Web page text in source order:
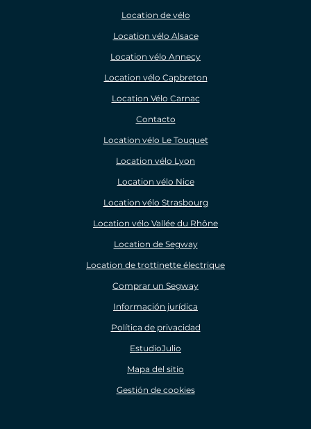
Location de vélo
Location vélo Alsace
Location vélo Annecy
Location vélo Capbreton
Location Vélo Carnac
Contacto
Location vélo Le Touquet
Location vélo Lyon
Location vélo Nice
Location vélo Strasbourg
Location vélo Vallée du Rhône
Location de Segway
Location de trottinette électrique
Comprar un Segway
Información jurídica
Política de privacidad
EstudioJulio
Mapa del sitio
Gestión de cookies